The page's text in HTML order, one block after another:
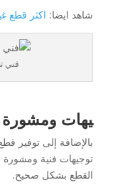
شاهد ايضا: اكثر قطع
فني
يهات ومشورة
بالإضافة إلى توفير
توجيهات فنية ومشورة
القطع بشكل صحيح.